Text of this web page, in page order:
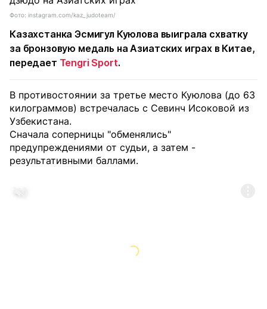
Фото: instagram.com/kaz_judoteam/
Казахстанка Эсмигул Куюлова выиграла схватку
за бронзовую медаль на Азиатских играх в Китае,
передает Tengri Sport.
В противостоянии за третье место Куюлова (до 63
килограммов) встречалась с Севинч Исоковой из
Узбекистана.
Сначала соперницы "обменялись"
предупреждениями от судьи, а затем -
результативными баллами.